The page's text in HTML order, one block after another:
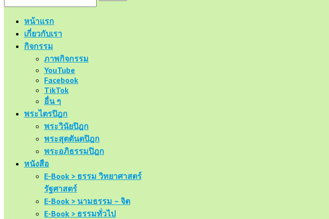
หน้าแรก
เกี่ยวกับเรา
กิจกรรม
ภาพกิจกรรม
YouTube
Facebook
TikTok
อื่น ๆ
พระไตรปิฎก
พระวินัยปิฎก
พระสุตตันตปิฎก
พระอภิธรรมปิฎก
หนังสือ
E-Book > ธรรม วิทยาศาสตร์
รัฐศาสตร์
E-Book > นามธรรม – จิต
E-Book > ธรรมทั่วไป